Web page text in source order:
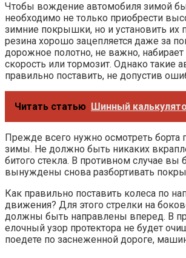
Чтобы вождение автомобиля зимой
необходимо не только приобрести
зимние покрышки, но и установить их
резина хорошо зацепляется даже за
дорожное полотно, не важно,
скорость или тормозит. Однако такие
правильно поставить, не допустив
Читать статью Шинный
Прежде всего нужно осмотреть
зимы. Не должно быть никаких
битого стекла. В противном случае вы
вынуждены снова разбортивать
Как правильно поставить колеса по
движения? Для этого стрелки на
должны быть направлены вперед. В
елочный узор протектора не будет
поедете по заснеженной дороге,